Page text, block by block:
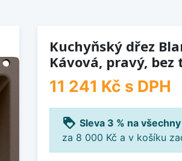
Kuchyňský dřez
Kávová, pravý, bez
11 241 Kč s DPH
loyalty Sleva 3 % na
za 8 000 Kč a v košíku